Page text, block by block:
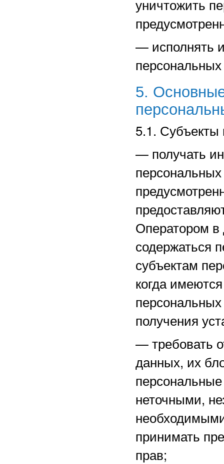
уничтожить
— исполнять
5.
5.1.
— получать
Оператором
содержаться
субъектам
когда
получения
—требовать
данных, их
неточными,
принимать
прав;